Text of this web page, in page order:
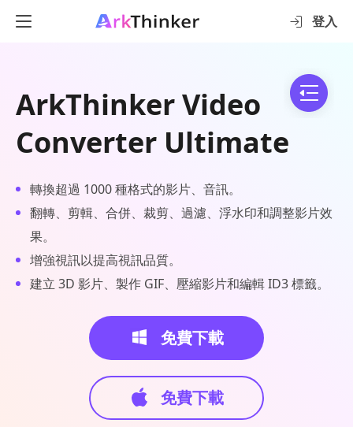
登入
ArkThinker Video
Converter Ultimate
轉換超過 1000 種格式的影片、音訊。
翻轉、剪輯、合併、裁剪、過濾、浮水印和調整影片效
果。
增強視訊以提高視訊品質。
建立 3D 影片、製作 GIF、壓縮影片和編輯 ID3 標籤。
免費下載
免費下載